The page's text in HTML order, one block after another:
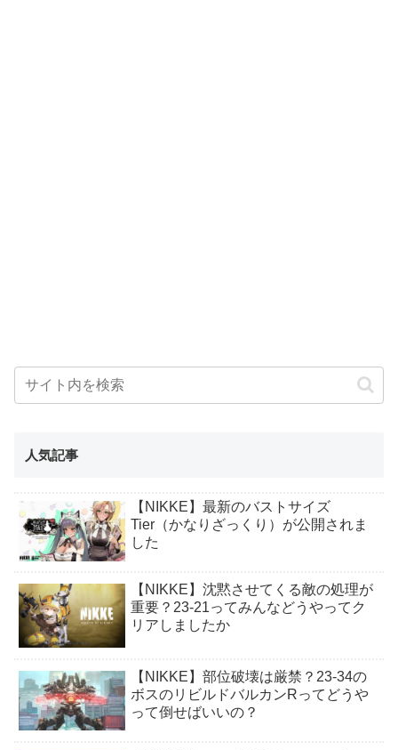
人気記事
【NIKKE】最新のバストサイズ
Tier（かなりざっくり）が公開されま
した
【NIKKE】沈黙させてくる敵の処理が
重要？23-21ってみんなどうやってク
リアしましたか
【NIKKE】部位破壊は厳禁？23-34の
ボスのリビルドバルカンRってどうや
って倒せばいいの？